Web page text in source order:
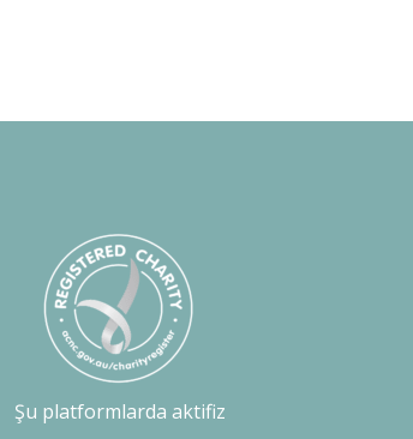
Şu platformlarda aktifiz